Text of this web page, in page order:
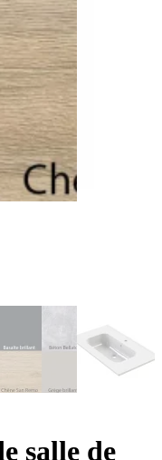
salle de